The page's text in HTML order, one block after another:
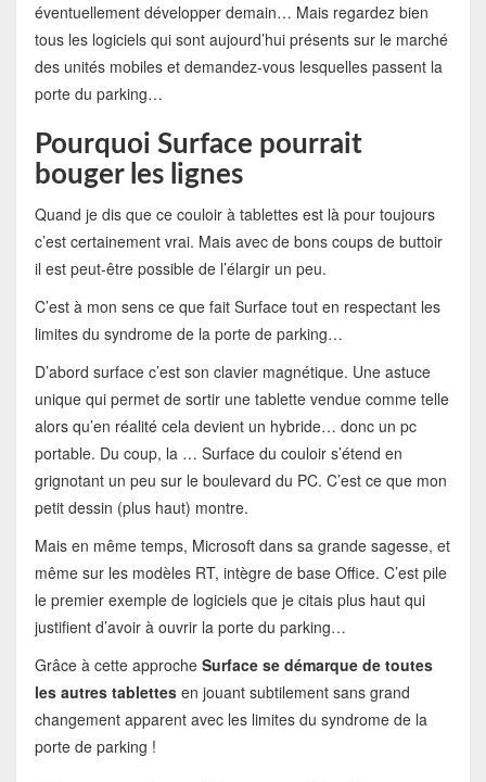
éventuellement développer demain… Mais regardez bien
tous les logiciels qui sont aujourd’hui présents sur le marché
des unités mobiles et demandez-vous lesquelles passent la
porte du parking…
Pourquoi Surface pourrait
bouger les lignes
Quand je dis que ce couloir à tablettes est là pour toujours
c’est certainement vrai. Mais avec de bons coups de buttoir
il est peut-être possible de l’élargir un peu.
C’est à mon sens ce que fait Surface tout en respectant les
limites du syndrome de la porte de parking…
D’abord surface c’est son clavier magnétique. Une astuce
unique qui permet de sortir une tablette vendue comme telle
alors qu’en réalité cela devient un hybride… donc un pc
portable. Du coup, la … Surface du couloir s’étend en
grignotant un peu sur le boulevard du PC. C’est ce que mon
petit dessin (plus haut) montre.
Mais en même temps, Microsoft dans sa grande sagesse, et
même sur les modèles RT, intègre de base Office. C’est pile
le premier exemple de logiciels que je citais plus haut qui
justifient d’avoir à ouvrir la porte du parking…
Grâce à cette approche Surface se démarque de toutes
les autres tablettesen jouant subtilement sans grand
changement apparent avec les limites du syndrome de la
porte de parking !